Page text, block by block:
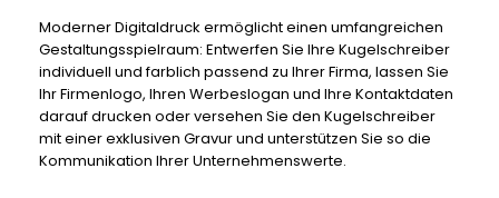
Moderner Digitaldruck ermöglicht einen umfangreichen
Gestaltungsspielraum: Entwerfen Sie Ihre Kugelschreiber
individuell und farblich passend zu Ihrer Firma, lassen Sie
Ihr Firmenlogo, Ihren Werbeslogan und Ihre Kontaktdaten
darauf drucken oder versehen Sie den Kugelschreiber
mit einer exklusiven Gravur und unterstützen Sie so die
Kommunikation Ihrer Unternehmenswerte.